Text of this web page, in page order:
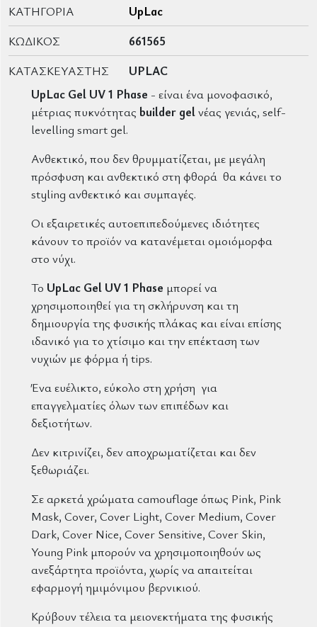
ΚΑΤΗΓΟΡΊΑ
UpLac
ΚΩΔΙΚΌΣ
661565
ΚΑΤΑΣΚΕΥΑΣΤΉΣ
UPLAC
UpLac Gel UV 1 Phase - είναι ένα μονοφασικό,
μέτριας πυκνότητας builder gelνέας γενιάς, self-
levelling smart gel.
Ανθεκτικό, που δεν θρυμματίζεται, με μεγάλη
πρόσφυση και ανθεκτικό στη φθορά θα κάνει το
styling ανθεκτικό και συμπαγές.
Οι εξαιρετικές αυτοεπιπεδούμενες ιδιότητες
κάνουν το προϊόν να κατανέμεται ομοιόμορφα
στο νύχι.
Το UpLac Gel UV 1 Phase μπορεί να
χρησιμοποιηθεί για τη σκλήρυνση και τη
δημιουργία της φυσικής πλάκας και είναι επίσης
ιδανικό για το χτίσιμο και την επέκταση των
νυχιών με φόρμα ή tips.
Ένα ευέλικτο, εύκολο στη χρήση για
επαγγελματίες όλων των επιπέδων και
δεξιοτήτων.
Δεν κιτρινίζει, δεν αποχρωματίζεται και δεν
ξεθωριάζει.
Σε αρκετά χρώματα camouflage όπως Pink, Pink
Mask, Cover, Cover Light, Cover Medium, Cover
Dark, Cover Nice, Cover Sensitive, Cover Skin,
Young Pink μπορούν να χρησιμοποιηθούν ως
ανεξάρτητα προϊόντα, χωρίς να απαιτείται
εφαρμογή ημιμόνιμου βερνικιού.
Κρύβουν τέλεια τα μειονεκτήματα της φυσικής